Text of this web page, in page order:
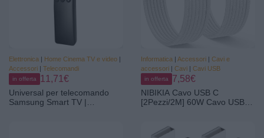
Elettronica | Home Cinema TV e video |
Accessori | Telecomandi
in offerta 11,71€
Universal per telecomando
Samsung Smart TV |
Informatica | Accessori | Cavi e
accessori | Cavi | Cavi USB
in offerta 7,58€
NIBIKIA Cavo USB C
[2Pezzi/2M] 60W Cavo USB
per iPhone 15 16 17 Pro Max,